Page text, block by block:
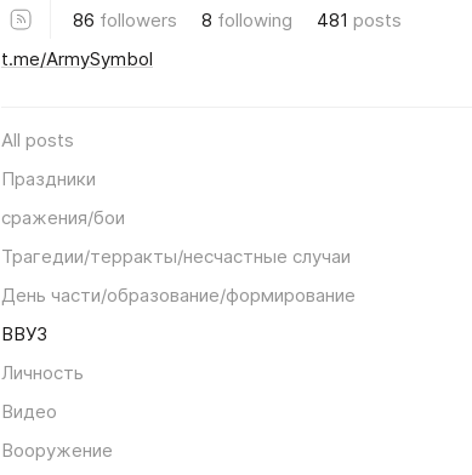
86 followers 8 following 481 posts
t.me/ArmySymbol
All posts
Праздники
сражения/бои
Трагедии/терракты/несчастные случаи
День части/образование/формирование
ВВУЗ
Личность
Видео
Вооружение